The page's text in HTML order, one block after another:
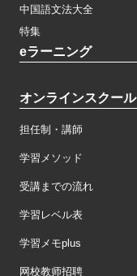
中国語文法大全
特集
eラーニング
オンラインスクール
担任制・講師
学習メソッド
受講までの流れ
学習レベル表
学習メモplus
网校教师招聘